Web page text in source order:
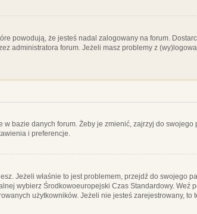
powodują, że jesteś nadal zalogowany na forum.
administratora forum. Jeżeli masz problemy z
bazie danych forum. Żeby je zmienić, zajrzyj do swojego
i preferencje.
Jeżeli właśnie to jest problemem, przejdź do swojego
wybierz Środkowoeuropejski Czas Standardowy. Weź
użytkowników. Jeżeli nie jesteś zarejestrowany, to